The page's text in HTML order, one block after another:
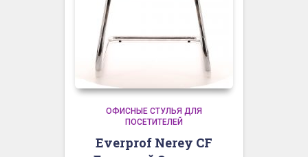
ОФИСНЫЕ СТУЛЬЯ ДЛЯ
ПОСЕТИТЕЛЕЙ
Everprof Nerey CF